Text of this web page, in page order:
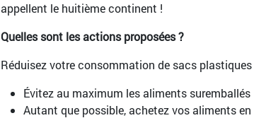
appellent le huitième continent !
Quelles sont les actions proposées ?
Réduisez votre consommation de sacs plastiques
Évitez au maximum les aliments suremballés
Autant que possible, achetez vos aliments